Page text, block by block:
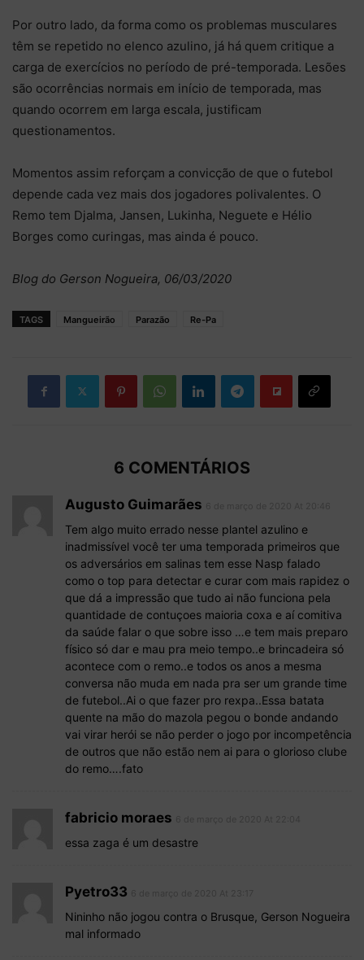
Por outro lado, da forma como os problemas musculares
têm se repetido no elenco azulino, já há quem critique a
carga de exercícios no período de pré-temporada. Lesões
são ocorrências normais em início de temporada, mas
quando ocorrem em larga escala, justificam
questionamentos.
Momentos assim reforçam a convicção de que o futebol
depende cada vez mais dos jogadores polivalentes. O
Remo tem Djalma, Jansen, Lukinha, Neguete e Hélio
Borges como curingas, mas ainda é pouco.
Blog do Gerson Nogueira, 06/03/2020
TAGS Mangueirão Parazão Re-Pa
6 COMENTÁRIOS
Augusto Guimarães
Tem algo muito errado nesse plantel azulino e
inadmissível você ter uma temporada primeiros que
os adversários em salinas tem esse Nasp falado
como o top para detectar e curar com mais rapidez o
que dá a impressão que tudo ai não funciona pela
quantidade de contuçoes maioria coxa e aí comitiva
da saúde falar o que sobre isso …e tem mais preparo
físico só dar e mau pra meio tempo..e brincadeira só
acontece com o remo..e todos os anos a mesma
conversa não muda em nada pra ser um grande time
de futebol..Ai o que fazer pro rexpa..Essa batata
quente na mão do mazola pegou o bonde andando
vai virar herói se não perder o jogo por incompetência
de outros que não estão nem ai para o glorioso clube
do remo….fato
fabricio moraes
essa zaga é um desastre
Pyetro33
Nininho não jogou contra o Brusque, Gerson Nogueira
mal informado